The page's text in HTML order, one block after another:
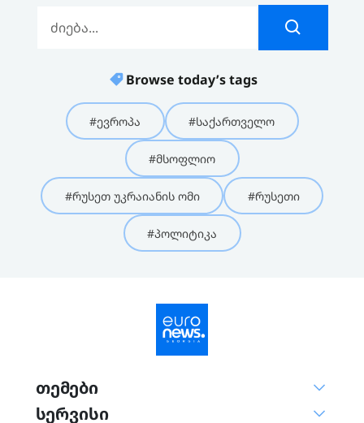
Browse today’s tags
#ევროპა #საქართველო
#მსოფლიო
#რუსეთ უკრაიანის ომი #რუსეთი
#პოლიტიკა
თემები
სერვისი